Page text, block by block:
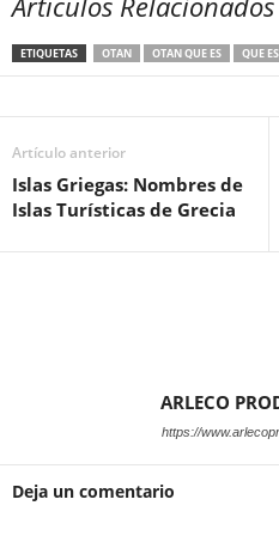
ETIQUETAS OTAN OTAN QUE ES QUE
Artículo anterior
Islas Griegas: Nombres de
Islas Turísticas de Grecia
ARLECO
https://
Deja un comentario